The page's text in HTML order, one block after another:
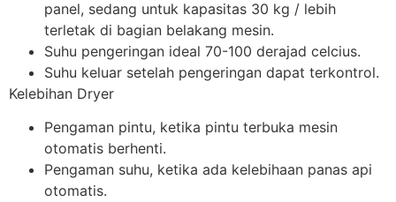
panel, sedang untuk kapasitas 30 kg / lebih
terletak di bagian belakang mesin.
Suhu pengeringan ideal 70-100 derajad celcius.
Suhu keluar setelah pengeringan dapat terkontrol.
Kelebihan Dryer
Pengaman pintu, ketika pintu terbuka mesin
otomatis berhenti.
Pengaman suhu, ketika ada kelebihaan panas api
otomatis.